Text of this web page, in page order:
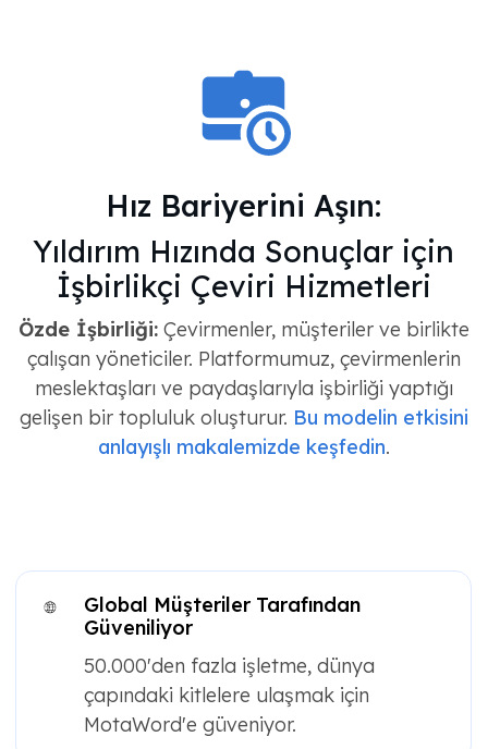
Hız Bariyerini Aşın:
Yıldırım Hızında Sonuçlar için
İşbirlikçi Çeviri Hizmetleri
Özde İşbirliği:Çevirmenler, müşteriler ve birlikte
çalışan yöneticiler. Platformumuz, çevirmenlerin
meslektaşları ve paydaşlarıyla işbirliği yaptığı
gelişen bir topluluk oluşturur. Bu modelin etkisini
anlayışlı makalemizde keşfedin.
Global Müşteriler Tarafından
Güveniliyor
50.000'den fazla işletme, dünya
çapındaki kitlelere ulaşmak için
MotaWord'e güveniyor.